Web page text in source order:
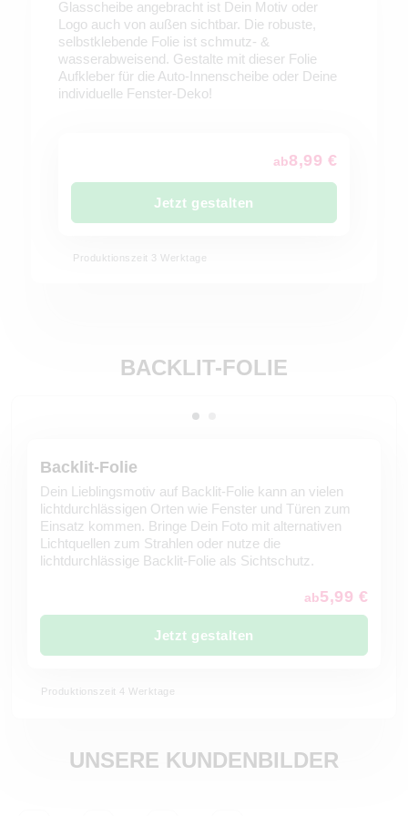
Glasscheibe angebracht ist Dein Motiv oder
Logo auch von außen sichtbar. Die robuste,
selbstklebende Folie ist schmutz- &
wasserabweisend. Gestalte mit dieser Folie
Aufkleber für die Auto-Innenscheibe oder Deine
individuelle Fenster-Deko!
ab8,99 €
Jetzt gestalten
Produktionszeit 3 Werktage
BACKLIT-FOLIE
Backlit-Folie
Dein Lieblingsmotiv auf Backlit-Folie kann an vielen
lichtdurchlässigen Orten wie Fenster und Türen zum
Einsatz kommen. Bringe Dein Foto mit alternativen
Lichtquellen zum Strahlen oder nutze die
lichtdurchlässige Backlit-Folie als Sichtschutz.
ab5,99 €
Jetzt gestalten
Produktionszeit 4 Werktage
UNSERE KUNDENBILDER